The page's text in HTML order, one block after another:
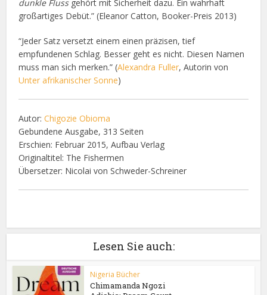
dunkle Flussgehört mit Sicherheit dazu. Ein wahrhaft
großartiges Debüt.” (Eleanor Catton, Booker-Preis 2013)
“Jeder Satz versetzt einem einen präzisen, tief
empfundenen Schlag. Besser geht es nicht. Diesen Namen
muss man sich merken.” (Alexandra Fuller, Autorin von
Unter afrikanischer Sonne)
Autor:Chigozie Obioma
Gebundene Ausgabe, 313 Seiten
Erschien: Februar 2015, Aufbau Verlag
Originaltitel: The Fishermen
Übersetzer: Nicolai von Schweder-Schreiner
Lesen Sie auch:
Nigeria Bücher
Chimamanda Ngozi